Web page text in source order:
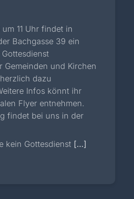
11 Uhr findet in
Bachgasse 39 ein
Gemeinden und Kirchen
dazu
Infos könnt ihr
Flyer entnehmen.
findet bei uns in der
kein Gottesdienst […]